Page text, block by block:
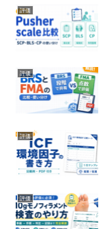
評価
評価
評価
評価